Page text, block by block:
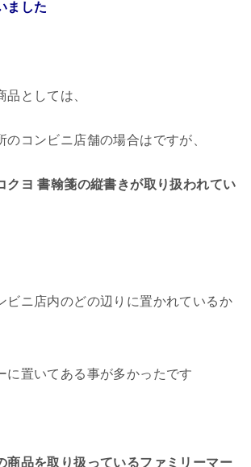
ました
品としては、
のコンビニ店舗の場合はですが、
クヨ 書翰箋の縦書きが取り扱われてい
ビニ店内のどの辺りに置かれているか
に置いてある事が多かったです
商品を取り扱っているファミリーマー